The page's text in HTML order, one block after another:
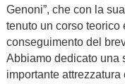
Genoni”, che con la
tenuto un corso teorico
conseguimento del
Abbiamo dedicato una
importante